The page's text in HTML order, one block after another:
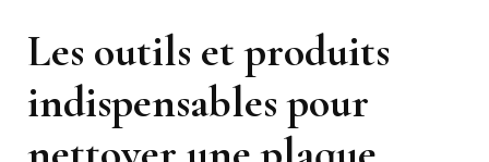
Les outils et produits
indispensables pour